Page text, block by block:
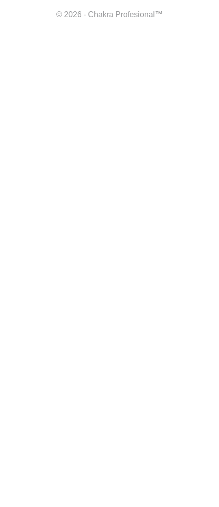
© 2026 - Chakra Profesional™